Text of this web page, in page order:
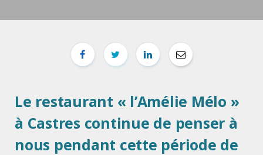
Le restaurant « l’Amélie Mélo »
à Castres continue de penser à
nous pendant cette période de